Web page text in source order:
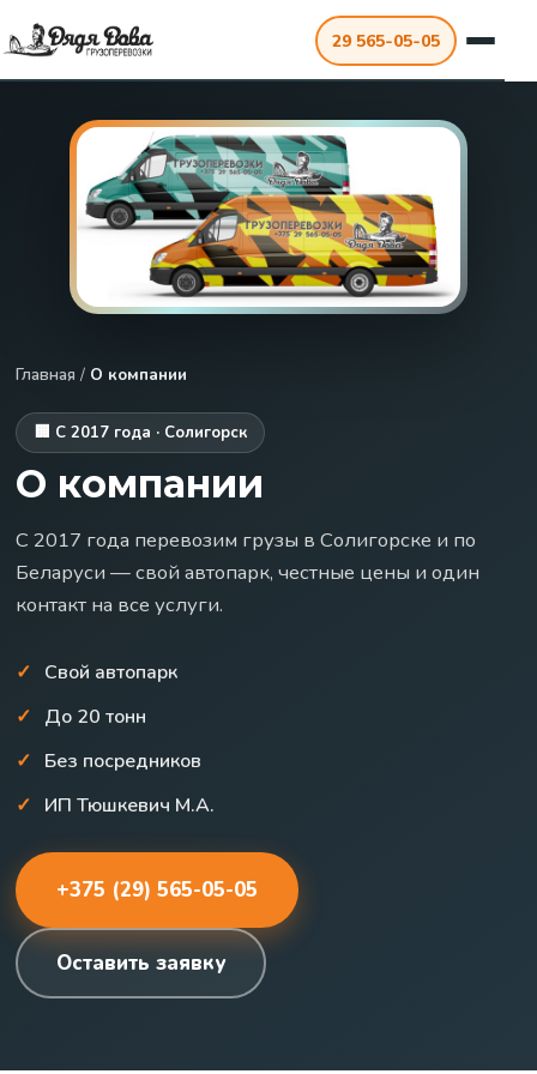
29 565-05-05
Главная / О компании
🏢 С 2017 года · Солигорск
О компании
С 2017 года перевозим грузы в Солигорске и по
Беларуси — свой автопарк, честные цены и один
контакт на все услуги.
Свой автопарк
До 20 тонн
Без посредников
ИП Тюшкевич М.А.
+375 (29) 565-05-05
Оставить заявку